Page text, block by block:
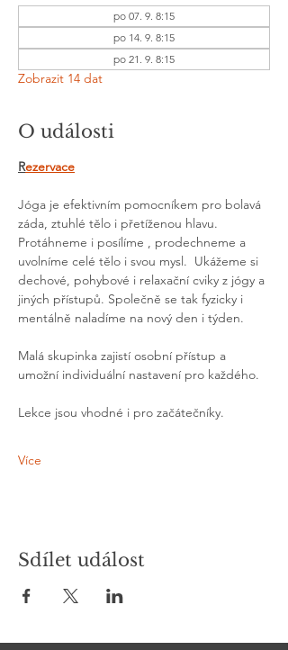
po 07. 9. 8:15
po 14. 9. 8:15
po 21. 9. 8:15
Zobrazit 14 dat
O události
Rezervace
Jóga je efektivním pomocníkem pro bolavá
záda, ztuhlé tělo i přetíženou hlavu.
Protáhneme i posílíme , prodechneme a
uvolníme celé tělo i svou mysl.  Ukážeme si
dechové, pohybové i relaxační cviky z jógy a
jiných přístupů. Společně se tak fyzicky i
mentálně naladíme na nový den i týden.
Malá skupinka zajistí osobní přístup a
umožní individuální nastavení pro každého.
Lekce jsou vhodné i pro začátečníky.
Více
Sdílet událost